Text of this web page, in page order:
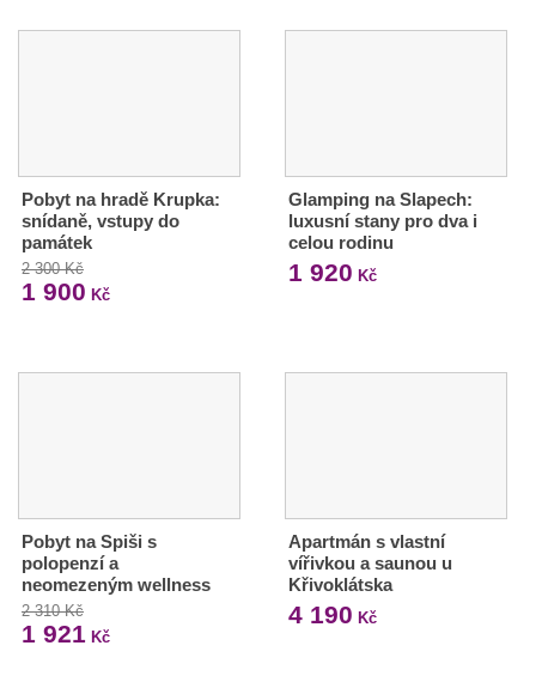
Pobyt na hradě Krupka:
snídaně, vstupy do
památek
2 300 Kč
1 900 Kč
Glamping na Slapech:
luxusní stany pro dva i
celou rodinu
1 920 Kč
Pobyt na Spiši s
polopenzí a
neomezeným wellness
2 310 Kč
1 921 Kč
Apartmán s vlastní
vířivkou a saunou u
Křivoklátska
4 190 Kč